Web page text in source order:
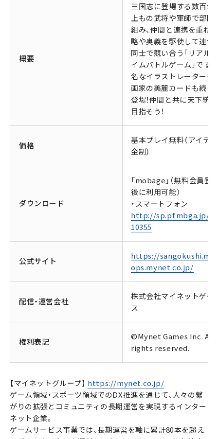
概要
三国志に登場する数百名
上もの武将や軍師で部隊
組み、仲間と連携を重ね、
略や奥義を駆使して連合
同士で競い合う｢リアル
イムバトルゲーム｣です
名なイラストレーターや
画家の美麗カードも続々
登場！仲間と共に天下統
目指そう！
価格
基本プレイ無料（アイテ
金制）
ダウンロード
「mobage」（無料会員登
後に利用可能）
・スマートフォン
http://sp.pf.mbga.jp/
10355
公式サイト
https://
ops.mynet.co.jp/
配信・運営会社
株式会社マイネットゲー
ス
権利表記
©Mynet Games Inc. All
rights reserved.
【マイネットグループ】 https://mynet.co.jp/
ゲーム領域・スポーツ領域でのDX推進を通じて、人々の繋
がりの拡張とコミュニティの長期運営を実現するインター
ネット企業。
ゲームサービス事業では、長期運営を軸に累計80本を超え